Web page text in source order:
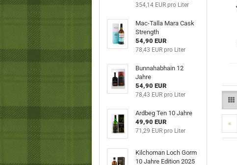
«
354,14 EUR pro Liter
Mac-Talla Mara Cask
Strength
54,90 EUR
78,43 EUR pro Liter
Bunnahabhain 12
Jahre
54,90 EUR
78,43 EUR pro Liter
Ardbeg Ten 10 Jahre
49,90 EUR
71,29 EUR pro Liter
Kilchoman Loch Gorm
10 Jahre Edition 2025